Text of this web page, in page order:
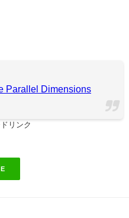
Parallel Dimensions
リンク